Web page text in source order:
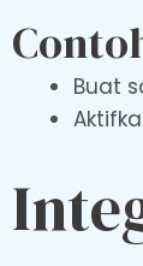
Buat